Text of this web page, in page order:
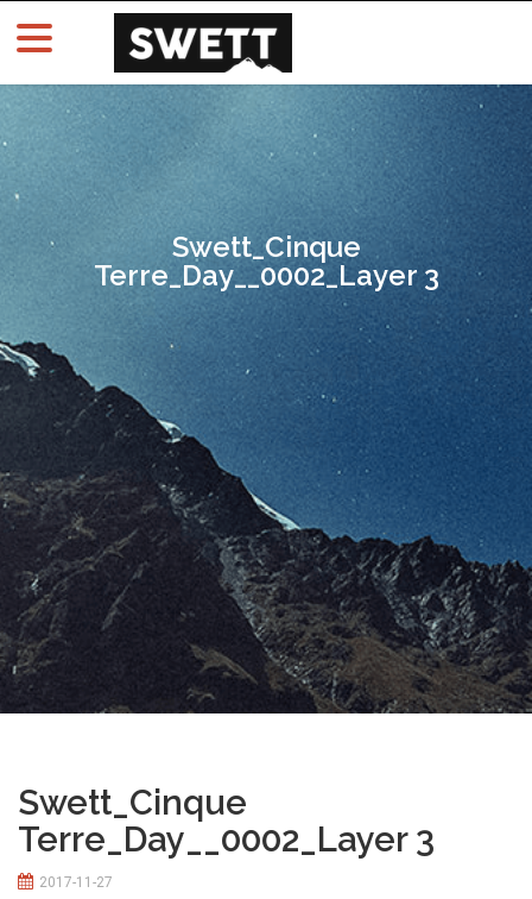
Swett_Cinque
Terre_Day__0002_Layer 3
Swett_Cinque
Terre_Day__0002_Layer 3
2017-11-27